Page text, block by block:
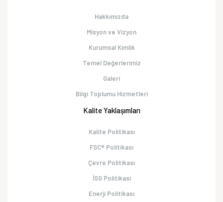
Hakkımızda
Misyon ve Vizyon
Kurumsal Kimlik
Temel Değerlerimiz
Galeri
Bilgi Toplumu Hizmetleri
Kalite Yaklaşımları
Kalite Politikası
FSC® Politikası
Çevre Politikası
İSG Politikası
Enerji Politikası